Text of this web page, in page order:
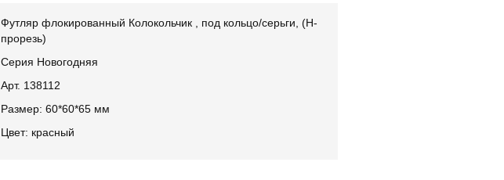
Футляр флокированный Колокольчик , под кольцо/серьги, (Н-
прорезь)
Серия Новогодняя
Арт. 138112
Размер: 60*60*65 мм
Цвет: красный